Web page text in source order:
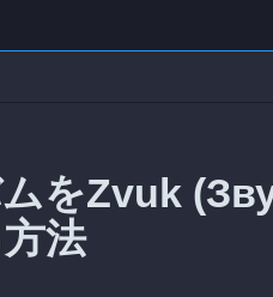
をZvuk
法